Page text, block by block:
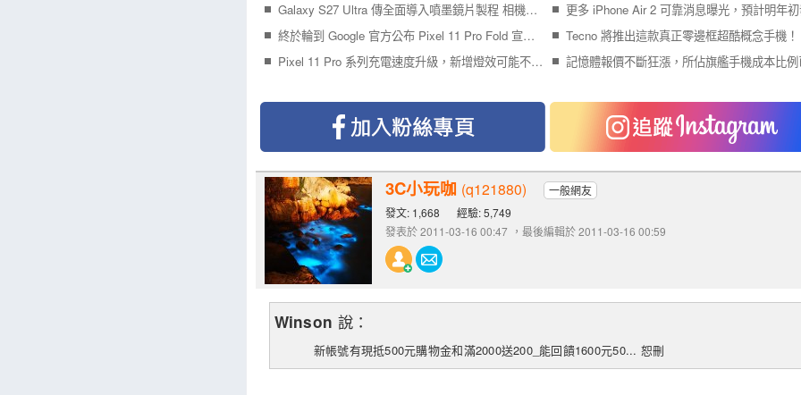
Galaxy S27 Ultra 傳全面導入噴墨鏡片製程 相機模組更薄、拍攝品質再提升
終於輪到 Google 官方公布 Pixel 11 Pro Fold 宣傳影片
Pixel 11 Pro 系列充電速度升級，新增燈效可能不叫 Pixel Glow
Tecno 將推出這款真正零邊框超酷概念手機！
3C小玩咖 (q121880)
一般網友
發文: 1,668
經驗: 5,749
發表於 2011-03-16 00:47 ，最後編輯於 2011-03-16 00:59
Winson 說：
新帳號有現抵500元購物金和滿2000送200_能回饋1600元50... 恕刪